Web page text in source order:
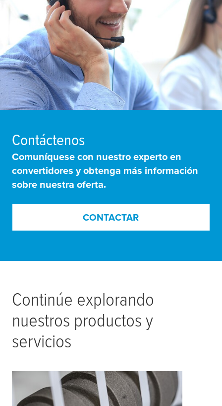
Contáctenos
Comuníquese con nuestro experto en
convertidores y obtenga más información
sobre nuestra oferta.
CONTACTAR
Continúe explorando
nuestros productos y
servicios